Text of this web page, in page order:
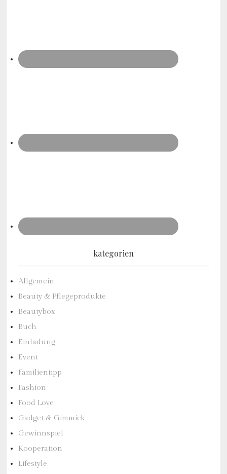
kategorien
Allgemein
Beauty & Pflegeprodukte
Beautybox
Buch
Einladung
Event
Familientipp
Fashion
Food Love
Gadget & Gimmick
Gewinnspiel
Kooperation
Lifestyle